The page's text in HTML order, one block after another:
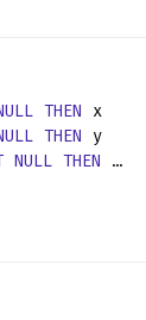
THEN x
THEN y
NULL THEN …